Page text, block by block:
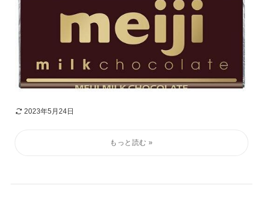
2023年5月24日